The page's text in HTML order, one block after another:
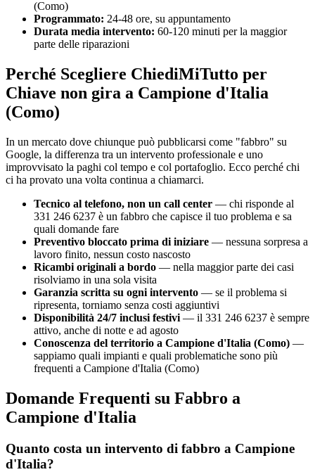
(Como)
Programmato: 24-48 ore, su appuntamento
Durata media intervento: 60-120 minuti per la maggior
parte delle riparazioni
Perché Scegliere ChiediMiTutto per
Chiave non gira a Campione d'Italia
(Como)
In un mercato dove chiunque può pubblicarsi come "fabbro" su
Google, la differenza tra un intervento professionale e uno
improvvisato la paghi col tempo e col portafoglio. Ecco perché chi
ci ha provato una volta continua a chiamarci.
Tecnico al telefono, non un call center — chi risponde al
331 246 6237 è un fabbro che capisce il tuo problema e sa
quali domande fare
Preventivo bloccato prima di iniziare — nessuna sorpresa a
lavoro finito, nessun costo nascosto
Ricambi originali a bordo — nella maggior parte dei casi
risolviamo in una sola visita
Garanzia scritta su ogni intervento — se il problema si
ripresenta, torniamo senza costi aggiuntivi
Disponibilità 24/7 inclusi festivi — il 331 246 6237 è sempre
attivo, anche di notte e ad agosto
Conoscenza del territorio a Campione d'Italia (Como) —
sappiamo quali impianti e quali problematiche sono più
frequenti a Campione d'Italia (Como)
Domande Frequenti su Fabbro a
Campione d'Italia
Quanto costa un intervento di fabbro a Campione
d'Italia?